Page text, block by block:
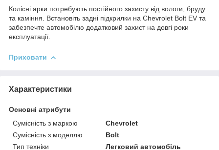
Колісні арки потребують постійного захисту від вологи, бруду
та каміння. Встановіть задні підкрилки на Chevrolet Bolt EV та
забезпечте автомобілю додатковий захист на довгі роки
експлуатації.
Приховати
Характеристики
Основні атрибути
Сумісність з маркою
Chevrolet
Сумісність з моделлю
Bolt
Тип техніки
Легковий автомобіль